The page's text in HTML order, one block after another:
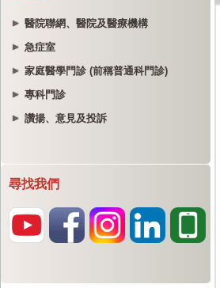
醫院聯網、醫院及醫療機構
急症室
家庭醫學門診 (前稱普通科門診)
專科門診
讚揚、意見及投訴
尋找我們